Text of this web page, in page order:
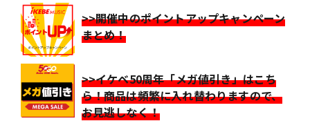
>>開催中のポイントアップキャンペーン
まとめ！
>>イケベ50周年「メガ値引き」はこち
ら！商品は頻繁に入れ替わりますので、
お見逃しなく！